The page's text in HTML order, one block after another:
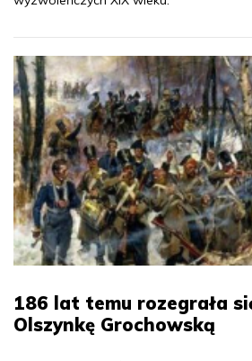
186 lat temu rozegrała
Olszynkę Grochowską